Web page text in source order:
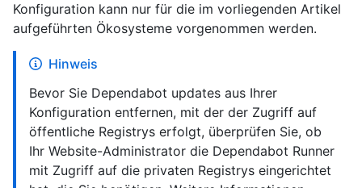
Konfiguration kann nur für die im vorliegenden Artikel
aufgeführten Ökosysteme vorgenommen werden.
Hinweis
Bevor Sie Dependabot updates aus Ihrer
Konfiguration entfernen, mit der der Zugriff auf
öffentliche Registrys erfolgt, überprüfen Sie, ob
Ihr Website-Administrator die Dependabot Runner
mit Zugriff auf die privaten Registrys eingerichtet